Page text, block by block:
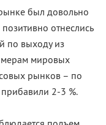
был довольно
отнеслись
по выходу из
мировых
рынков – по
2-3 %.